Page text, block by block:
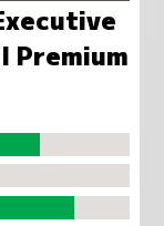
Premium